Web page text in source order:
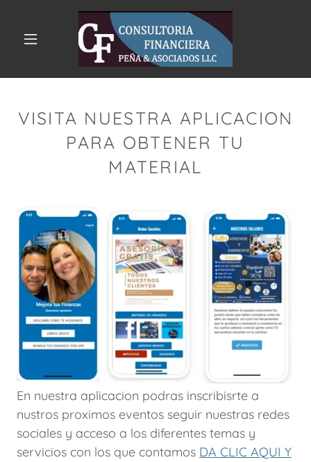
VISITA NUESTRA APLICACION
PARA OBTENER TU
MATERIAL
En nuestra aplicacion podras inscribisrte a
nustros proximos eventos seguir nuestras redes
sociales y acceso a los diferentes temas y
servicios con los que contamos DA CLIC AQUI Y